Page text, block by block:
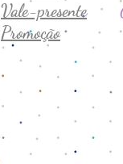
Vale-presente
Promoção